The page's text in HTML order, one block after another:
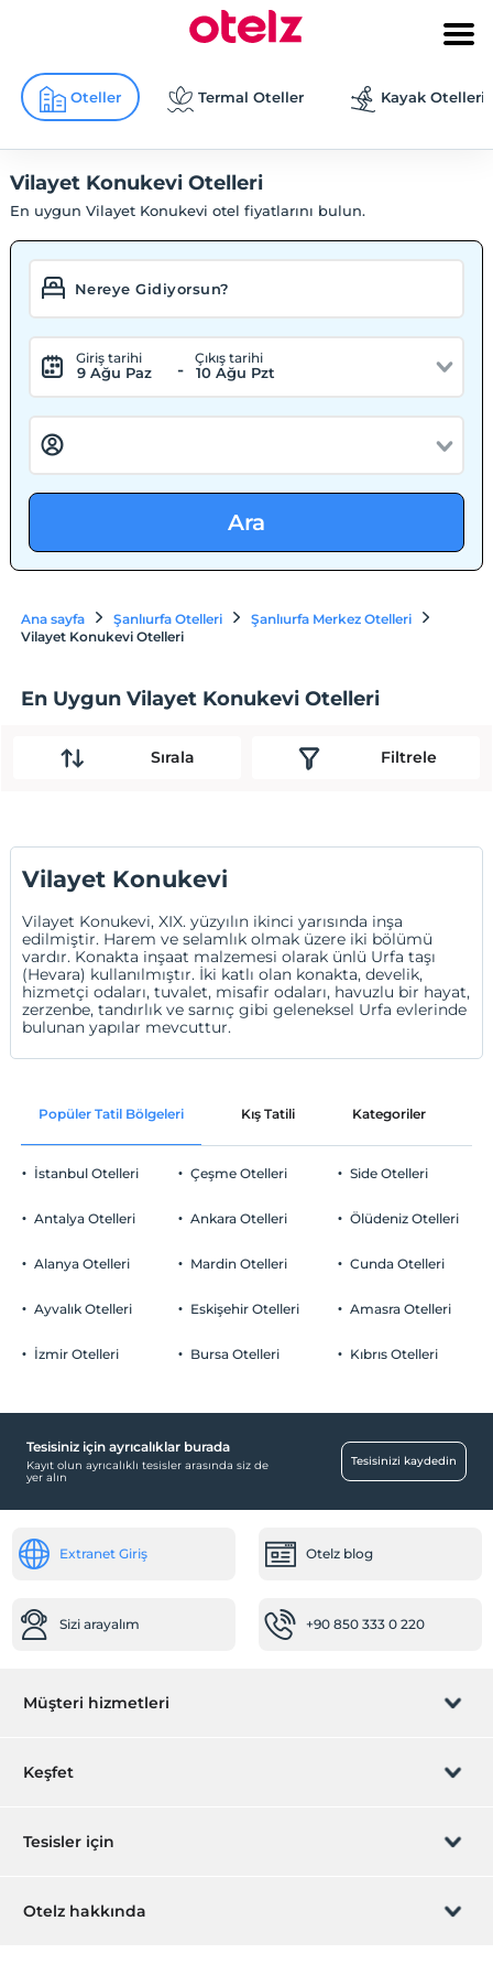
Oteller Termal Oteller Kayak Otelleri
Vilayet Konukevi Otelleri
En uygun Vilayet Konukevi otel fiyatlarını bulun.
Giriş tarihi
9 Ağu Paz -
Çıkış tarihi
10 Ağu Pzt
Ara
Ana sayfa Şanlıurfa Otelleri
Şanlıurfa Merkez Otelleri
Vilayet Konukevi Otelleri
En Uygun Vilayet Konukevi Otelleri
Sırala Filtrele
Vilayet Konukevi
Vilayet Konukevi, XIX. yüzyılın ikinci yarısında inşa
edilmiştir. Harem ve selamlık olmak üzere iki bölümü
vardır. Konakta inşaat malzemesi olarak ünlü Urfa taşı
(Hevara) kullanılmıştır. İki katlı olan konakta, develik,
hizmetçi odaları, tuvalet, misafir odaları, havuzlu bir hayat,
zerzenbe, tandırlık ve sarnıç gibi geleneksel Urfa evlerinde
bulunan yapılar mevcuttur.
Popüler Tatil Bölgeleri Kış Tatili Kategoriler
İstanbul Otelleri
Antalya Otelleri
Alanya Otelleri
Ayvalık Otelleri
İzmir Otelleri
Çeşme Otelleri
Ankara Otelleri
Mardin Otelleri
Eskişehir Otelleri
Bursa Otelleri
Side Otelleri
Ölüdeniz Otelleri
Cunda Otelleri
Amasra Otelleri
Kıbrıs Otelleri
Tesisiniz için ayrıcalıklar burada
Kayıt olun ayrıcalıklı tesisler arasında siz de
yer alın
Tesisinizi kaydedin
Extranet Giriş Otelz blog
Sizi arayalım +90 850 333 0 220
Müşteri hizmetleri
Rezervasyon yönet
Keşfet
Hediye Kart
Tesisler için
Hemen tesisinizi ekleyin
Otelz hakkında